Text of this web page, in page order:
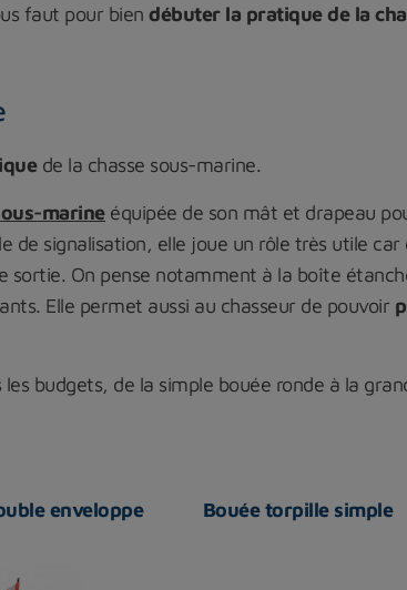
faut pour biendébuter la pratique de la
de la chasse sous-marine.
marineéquipée de son mât et drapeau
de signalisation, elle joue un rôle très utile
sortie. On pense notamment à la boîte
Elle permet aussi au chasseur de pouvoir
budgets, de la simple bouée ronde à la
enveloppe Bouée torpille simple